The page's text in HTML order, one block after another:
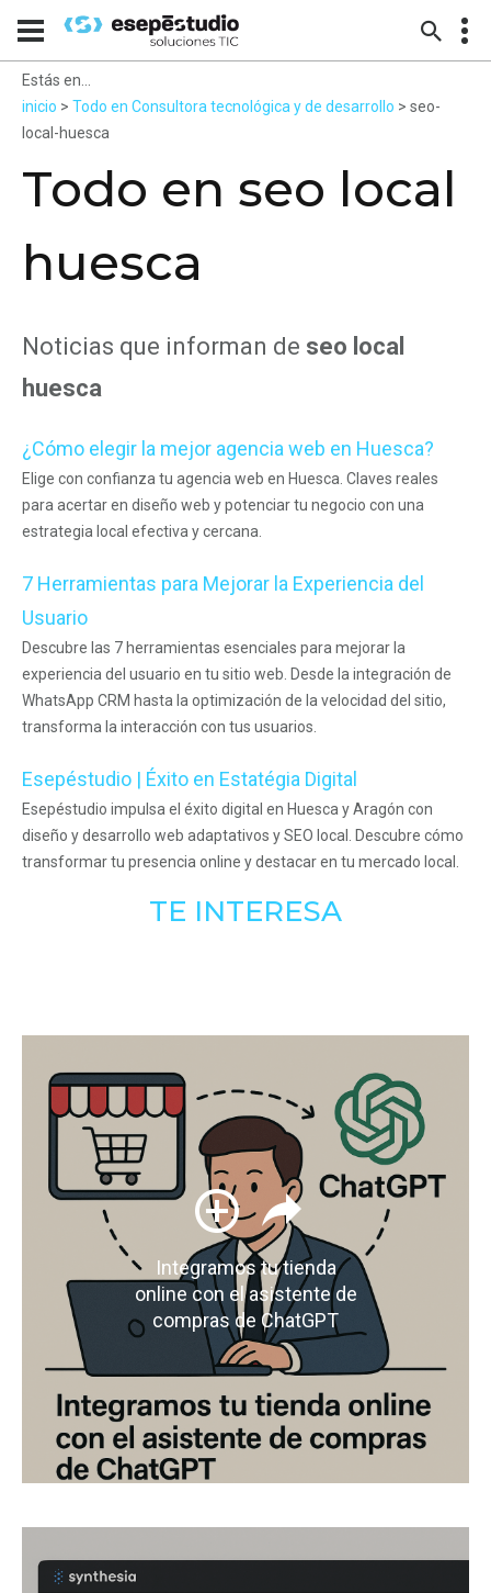
Estás en...
inicio > Todo en Consultora tecnológica y de desarrollo > seo-
local-huesca
Todo en seo local
huesca
Noticias que informan de seo local
huesca
¿Cómo elegir la mejor agencia web en Huesca?
Elige con confianza tu agencia web en Huesca. Claves reales
para acertar en diseño web y potenciar tu negocio con una
estrategia local efectiva y cercana.
7 Herramientas para Mejorar la Experiencia del
Usuario
Descubre las 7 herramientas esenciales para mejorar la
experiencia del usuario en tu sitio web. Desde la integración de
WhatsApp CRM hasta la optimización de la velocidad del sitio,
transforma la interacción con tus usuarios.
Esepéstudio | Éxito en Estatégia Digital
Esepéstudio impulsa el éxito digital en Huesca y Aragón con
diseño y desarrollo web adaptativos y SEO local. Descubre cómo
transformar tu presencia online y destacar en tu mercado local.
TE INTERESA
Integramos tu tienda
online con el asistente de
compras de ChatGPT